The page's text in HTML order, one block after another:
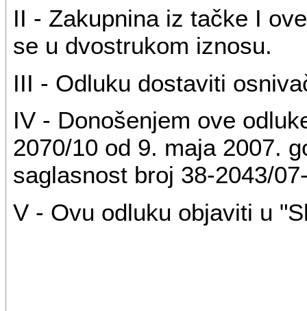
II - Zakupnina iz tačke I
se u dvostrukom iznosu.
III - Odluku dostaviti
IV - Donošenjem ove
2070/10 od 9. maja 2007.
saglasnost broj 38-2043/
V - Ovu odluku objaviti u